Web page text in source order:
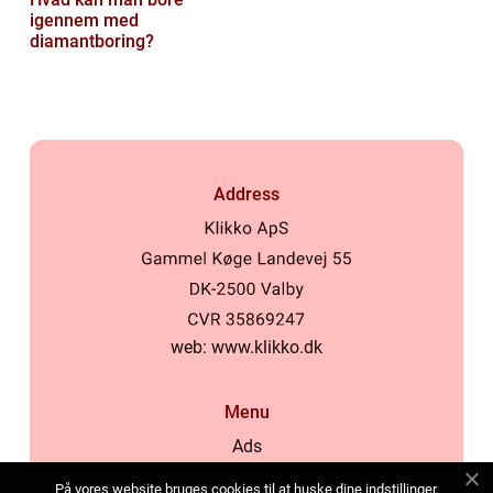
igennem med
diamantboring?
Address
web: www.klikko.dk
Menu
Ads
På vores website bruges cookies til at huske dine indstillinger,